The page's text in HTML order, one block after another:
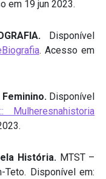
em 19 jun 2023.
Disponível
. Acesso em
Disponível
História. MTST –
Teto. Disponível em: